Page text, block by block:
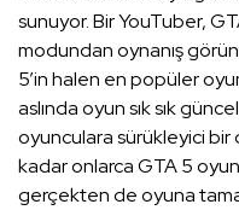
sunuyor. Bir YouTuber,
modundan oynanış
5’in halen en popüler
aslında oyun sık sık
oyunculara sürükleyici bir
kadar onlarca GTA 5
gerçekten de oyuna